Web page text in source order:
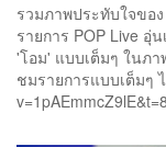
รวมภาพประทับใจขอ
รายการ POP Live อุ่
'โอม' แบบเต็มๆ ในภ
ชมรายการแบบเต็มๆ